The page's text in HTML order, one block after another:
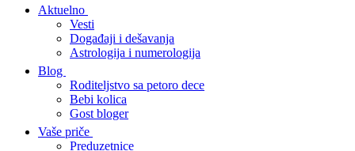
Aktuelno
Vesti
Događaji i dešavanja
Astrologija i numerologija
Blog
Roditeljstvo sa petoro dece
Bebi kolica
Gost bloger
Vaše priče
Preduzetnice